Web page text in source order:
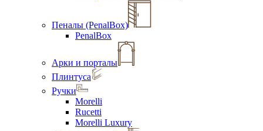
Пеналы (PenalBox)
PenalBox
Арки и порталы
Плинтуса
Ручки
Morelli
Rucetti
Morelli Luxury